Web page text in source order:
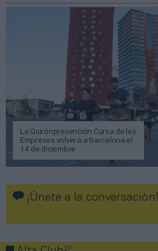
La Quirónprevención Cursa de les
Empreses volverá a Barcelona el
14 de diciembre
¡Únete a la conversación!
2P